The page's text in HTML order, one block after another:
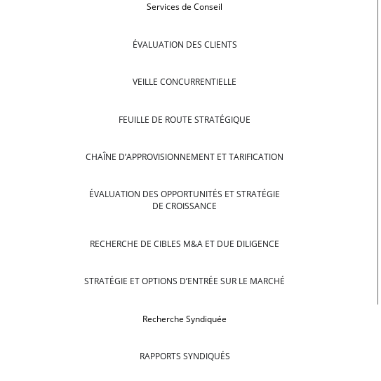
Services de Conseil
ÉVALUATION DES CLIENTS
VEILLE CONCURRENTIELLE
FEUILLE DE ROUTE STRATÉGIQUE
CHAÎNE D’APPROVISIONNEMENT ET TARIFICATION
ÉVALUATION DES OPPORTUNITÉS ET STRATÉGIE
DE CROISSANCE
RECHERCHE DE CIBLES M&A ET DUE DILIGENCE
STRATÉGIE ET OPTIONS D’ENTRÉE SUR LE MARCHÉ
Recherche Syndiquée
RAPPORTS SYNDIQUÉS